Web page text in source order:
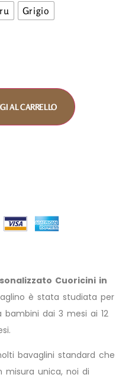
Grigio
AL CARRELLO
Cuoricini in
è stata studiata per
dai 3 mesi ai 12
bavaglini standard che
unica, noi di